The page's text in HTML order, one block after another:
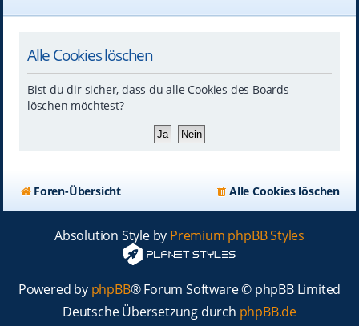
Alle Cookies löschen
Bist du dir sicher, dass du alle Cookies des Boards
löschen möchtest?
Foren-Übersicht Alle Cookies löschen
Absolution Style by Premium phpBB Styles
Powered by phpBB® Forum Software © phpBB Limited
Deutsche Übersetzung durch phpBB.de